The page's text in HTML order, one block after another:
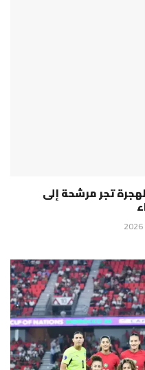
تجر مرشحة إلى